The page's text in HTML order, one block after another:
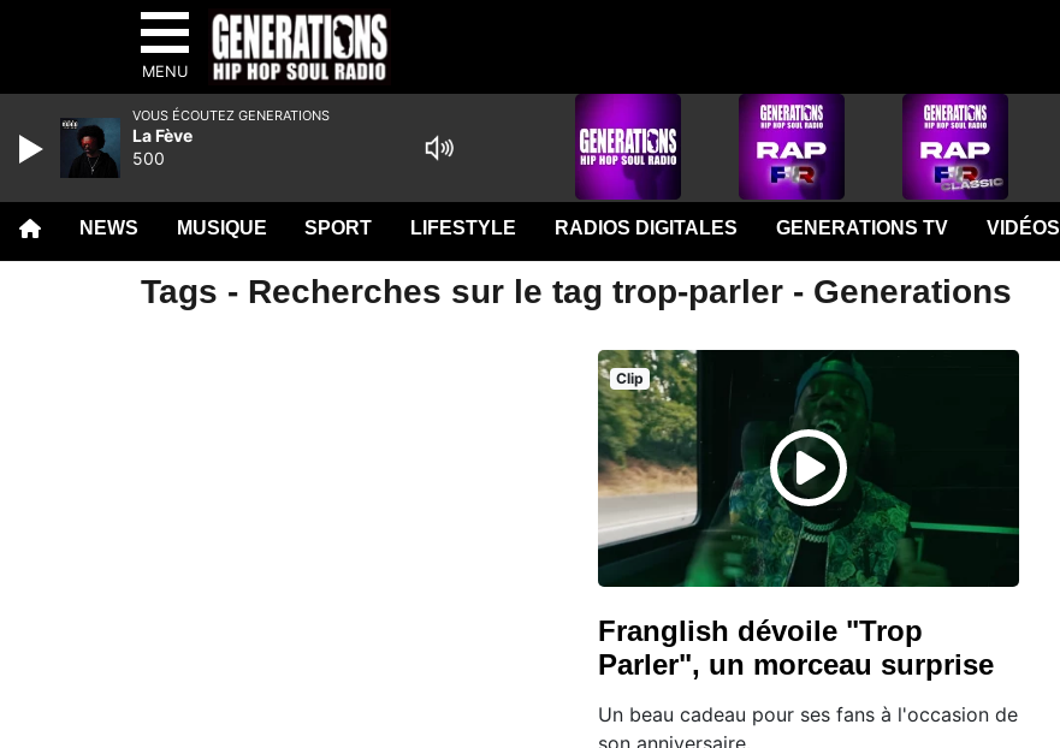
MENU
NEWS MUSIQUE SPORT LIFESTYLE RADIOS DIGITALES GENERATIONS TV VIDÉOS
Tags - Recherches sur le tag trop-parler - Generations
Clip
Franglish dévoile "Trop
Parler", un morceau surprise
Un beau cadeau pour ses fans à l'occasion de
son anniversaire.
VOUS ÉCOUTEZ GENERATIONS
La Fève
500